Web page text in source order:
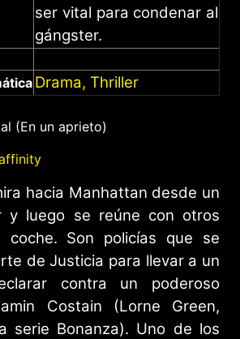
ser vital para condenar al
gángster.
Drama, Thriller
hacia Manhattan desde un
y luego se reúne con otros
Son policías que se
de Justicia para llevar a un
contra un poderoso
Costain (Lorne Green,
serie Bonanza). Uno de los